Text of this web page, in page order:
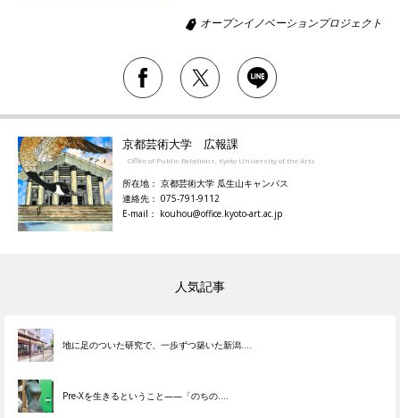
オープンイノベーションプロジェクト
京都芸術大学 広報課
Office of Public Relations, Kyoto University of the Arts
所在地： 京都芸術大学 瓜生山キャンパス
連絡先： 075-791-9112
E-mail： kouhou@office.kyoto-art.ac.jp
人気記事
地に足のついた研究で、一歩ずつ築いた新潟....
Pre-Xを生きるということ——「のちの....